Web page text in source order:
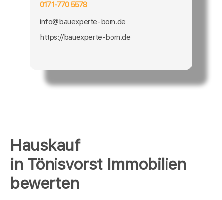
Hauskauf
in Tönisvorst Immobilien
bewerten
0171-770 5578
info@bauexperte-born.de
https://bauexperte-born.de